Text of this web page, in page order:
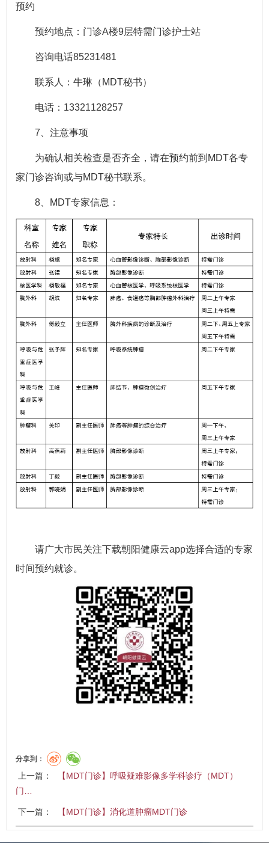
预约
预约地点：门诊A楼9层特需门诊护士站
咨询电话85231481
联系人：牛琳（MDT秘书）
电话：13321128257
7、注意事项
为确认相关检查是否齐全，请在预约前到MDT各专
家门诊咨询或与MDT秘书联系。
8、MDT专家信息：
请广大市民关注下载朝阳健康云app选择合适的专家
时间预约就诊。
分享到：
上一篇：
【MDT门诊】呼吸疑难影像多学科诊疗（MDT）
门…
下一篇： 【MDT门诊】消化道肿瘤MDT门诊